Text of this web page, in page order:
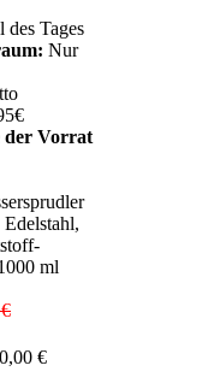
des Tages
Nur
der Vorrat
ml
€